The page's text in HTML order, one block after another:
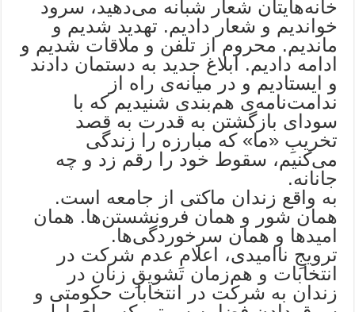
خانه‌هایتان شعار شبانه می‌دهید، سرود
خواندیم و شعار دادیم. تهدید شدیم و
ماندیم. محروم از تلفن و ملاقات شدیم و
ادامه دادیم. ابلاغ جدید به دستمان دادند
و ایستادیم و در میانه‌ی راه از
ندامت‌نامه‌ی هم‌بندی شنیدیم که با
سودای بازگشتن به قدرت به قصد
تخریبِ «ما» که مبارزه را زندگی
می‌کنیم، سقوط خود را رقم زد و چه
جانانه.
به واقع زندان ماکتی از جامعه است.
همان شور و همان فرونشستن‌ها. همان
امیدها و همان سرخوردگی‌ها.
ترویجِ ناامیدی، اعلامِ عدم شرکت در
انتخابات و هم‌زمان تشویقِ زنان در
زندان به شرکت در انتخابات حکومتی و